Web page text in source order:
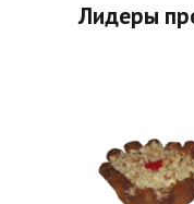
Лидеры